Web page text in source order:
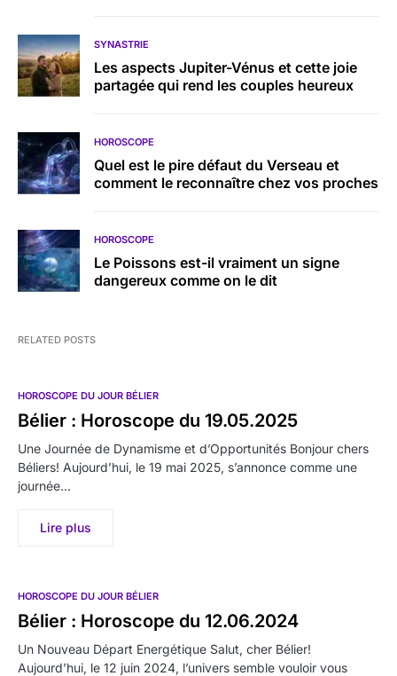
SYNASTRIE
Les aspects Jupiter-Vénus et cette joie
partagée qui rend les couples heureux
HOROSCOPE
Quel est le pire défaut du Verseau et
comment le reconnaître chez vos proches
HOROSCOPE
Le Poissons est-il vraiment un signe
dangereux comme on le dit
RELATED POSTS
HOROSCOPE DU JOUR BÉLIER
Bélier : Horoscope du 19.05.2025
Une Journée de Dynamisme et d’Opportunités Bonjour chers
Béliers! Aujourd’hui, le 19 mai 2025, s’annonce comme une
journée…
Lire plus
HOROSCOPE DU JOUR BÉLIER
Bélier : Horoscope du 12.06.2024
Un Nouveau Départ Energétique Salut, cher Bélier!
Aujourd’hui, le 12 juin 2024, l’univers semble vouloir vous